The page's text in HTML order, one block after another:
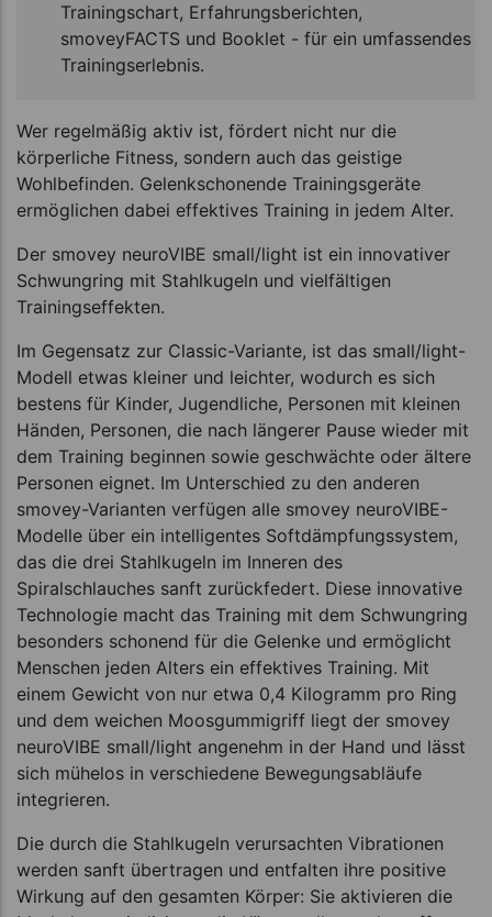
Trainingschart, Erfahrungsberichten,
smoveyFACTS und Booklet - für ein umfassendes
Trainingserlebnis.
Wer regelmäßig aktiv ist, fördert nicht nur die
körperliche Fitness, sondern auch das geistige
Wohlbefinden. Gelenkschonende Trainingsgeräte
ermöglichen dabei effektives Training in jedem Alter.
Der smovey neuroVIBE small/light ist ein innovativer
Schwungring mit Stahlkugeln und vielfältigen
Trainingseffekten.
Im Gegensatz zur Classic-Variante, ist das small/light-
Modell etwas kleiner und leichter, wodurch es sich
bestens für Kinder, Jugendliche, Personen mit kleinen
Händen, Personen, die nach längerer Pause wieder mit
dem Training beginnen sowie geschwächte oder ältere
Personen eignet. Im Unterschied zu den anderen
smovey-Varianten verfügen alle smovey neuroVIBE-
Modelle über ein intelligentes Softdämpfungssystem,
das die drei Stahlkugeln im Inneren des
Spiralschlauches sanft zurückfedert. Diese innovative
Technologie macht das Training mit dem Schwungring
besonders schonend für die Gelenke und ermöglicht
Menschen jeden Alters ein effektives Training. Mit
einem Gewicht von nur etwa 0,4 Kilogramm pro Ring
und dem weichen Moosgummigriff liegt der smovey
neuroVIBE small/light angenehm in der Hand und lässt
sich mühelos in verschiedene Bewegungsabläufe
integrieren.
Die durch die Stahlkugeln verursachten Vibrationen
werden sanft übertragen und entfalten ihre positive
Wirkung auf den gesamten Körper: Sie aktivieren die